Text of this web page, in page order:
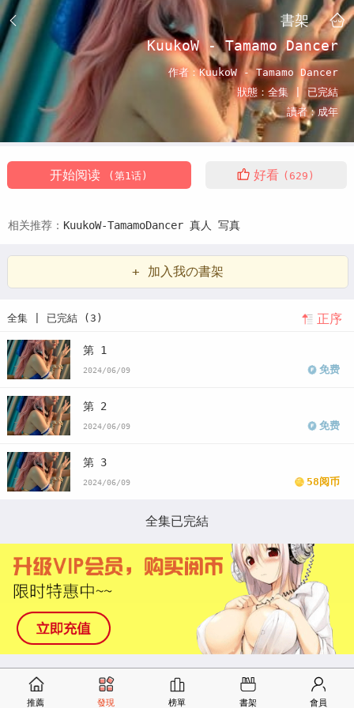
書架
KuukoW - Tamamo Dancer
作者：KuukoW - Tamamo Dancer
狀態： 全集 | 已完結
讀者：成年
开始阅读 (第1话) 好看 (629)
相关推荐： KuukoW-TamamoDancer 真人 写真
+ 加入我の書架
全集 | 已完結 (3) 正序
第 1
2024/06/09 免费
第 2
2024/06/09 免费
第 3
2024/06/09 58阅币
全集已完結
推薦 發現 榜單 書架 會員